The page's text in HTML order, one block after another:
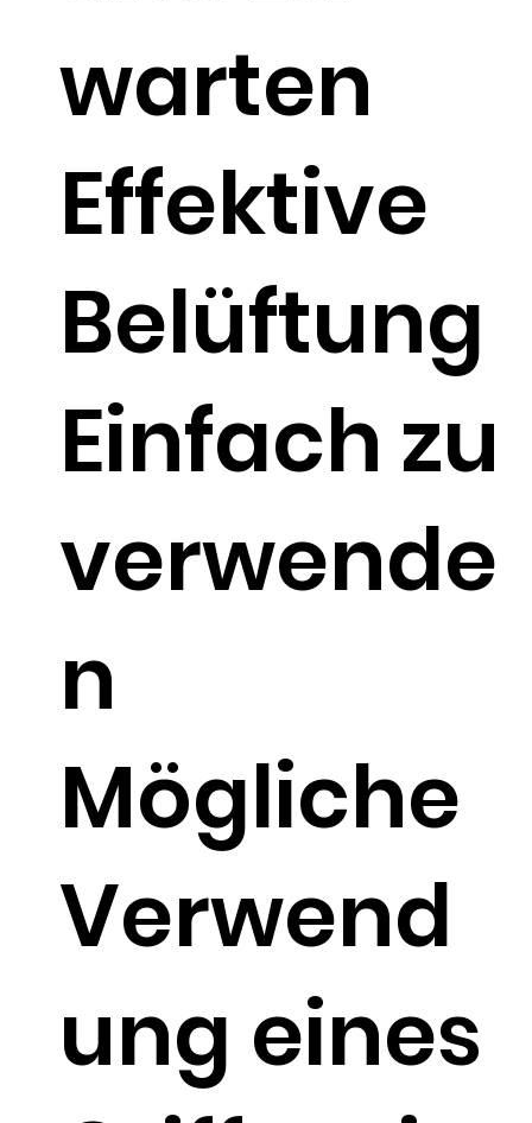
warten
Effektive
Belüftung
Einfach zu
verwende
n
Mögliche
Verwend
ung eines